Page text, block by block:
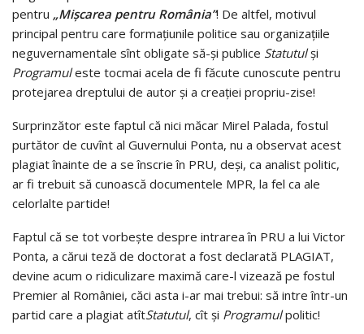
pentru „Mişcarea pentru România”! De altfel, motivul
principal pentru care formaţiunile politice sau organizaţiile
neguvernamentale sînt obligate să-şi publice Statutulşi
Programuleste tocmai acela de fi făcute cunoscute pentru
protejarea dreptului de autor şi a creaţiei propriu-zise!
Surprinzător este faptul că nici măcar Mirel Palada, fostul
purtător de cuvînt al Guvernului Ponta, nu a observat acest
plagiat înainte de a se înscrie în PRU, deşi, ca analist politic,
ar fi trebuit să cunoască documentele MPR, la fel ca ale
celorlalte partide!
Faptul că se tot vorbeşte despre intrarea în PRU a lui Victor
Ponta, a cărui teză de doctorat a fost declarată PLAGIAT,
devine acum o ridiculizare maximă care-l vizează pe fostul
Premier al României, căci asta i-ar mai trebui: să intre într-un
partid care a plagiat atîtStatutul, cît şi Programulpolitic!